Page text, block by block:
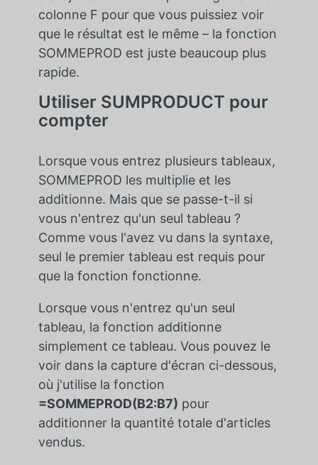
colonne F pour que vous puissiez voir
que le résultat est le même – la fonction
SOMMEPROD est juste beaucoup plus
rapide.
Utiliser SUMPRODUCT pour
compter
Lorsque vous entrez plusieurs tableaux,
SOMMEPROD les multiplie et les
additionne. Mais que se passe-t-il si
vous n'entrez qu'un seul tableau ?
Comme vous l'avez vu dans la syntaxe,
seul le premier tableau est requis pour
que la fonction fonctionne.
Lorsque vous n'entrez qu'un seul
tableau, la fonction additionne
simplement ce tableau. Vous pouvez le
voir dans la capture d'écran ci-dessous,
où j'utilise la fonction
=SOMMEPROD(B2:B7) pour
additionner la quantité totale d'articles
vendus.